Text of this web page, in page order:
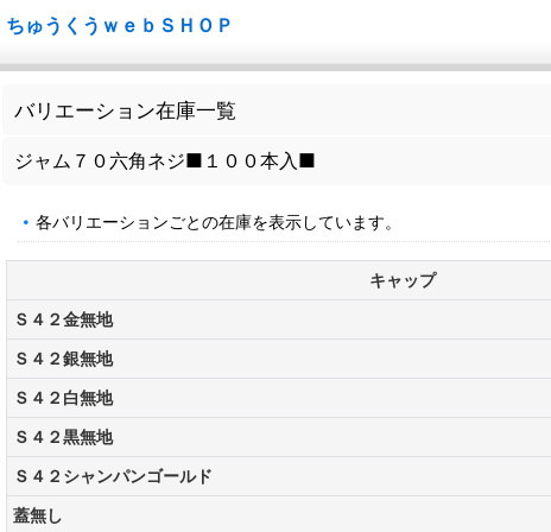
ちゅうくうｗｅｂＳＨＯＰ
バリエーション在庫一覧
ジャム７０六角ネジ■１００本入■
各バリエーションごとの在庫を表示しています。
キャップ
Ｓ４２金無地
Ｓ４２銀無地
Ｓ４２白無地
Ｓ４２黒無地
Ｓ４２シャンパンゴールド
蓋無し